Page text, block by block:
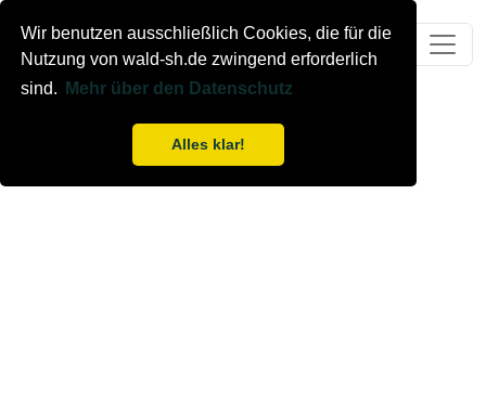
Wir benutzen ausschließlich Cookies, die für die
Nutzung von wald-sh.de zwingend erforderlich
sind.
Mehr über den Datenschutz
Alles klar!